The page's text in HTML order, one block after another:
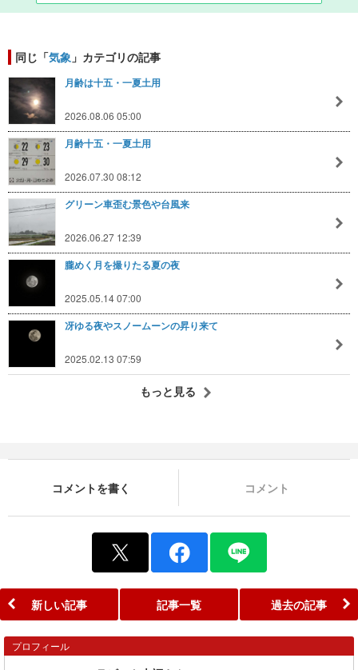
同じ「気象 」カテゴリの記事
月齢は十五・一夏土用
2026.08.06 05:00
月齢十五・一夏土用
2026.07.30 08:12
グリーン車歪む景色や台風来
2026.06.27 12:39
朧めく月を撮りたる夏の夜
2025.05.14 07:00
冴ゆる夜やスノームーンの昇り来て
2025.02.13 07:59
もっと見る
コメントを書く コメント
新しい記事 記事一覧 過去の記事
プロフィール